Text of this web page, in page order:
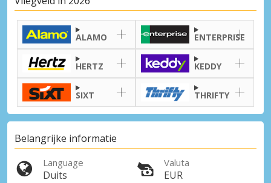
ALAMO ENTERPRISE
HERTZ KEDDY
SIXT THRIFTY
Belangrijke informatie
Language
Duits
Valuta
EUR